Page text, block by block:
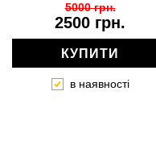
2500 грн.
5000 грн.
КУПИТИ
в наявності